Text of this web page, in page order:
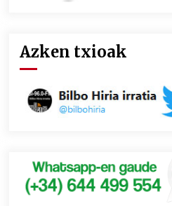
Azken txioak